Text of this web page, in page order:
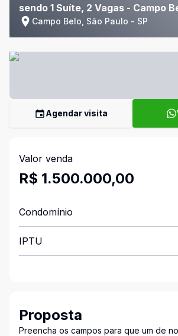
sendo 1 Suíte, 2 Vagas - Campo
Campo Belo, São Paulo - SP
Agendar visita
Valor venda
R$ 1.500.000,00
Condomínio
IPTU
Proposta
Preencha os campos para que um de